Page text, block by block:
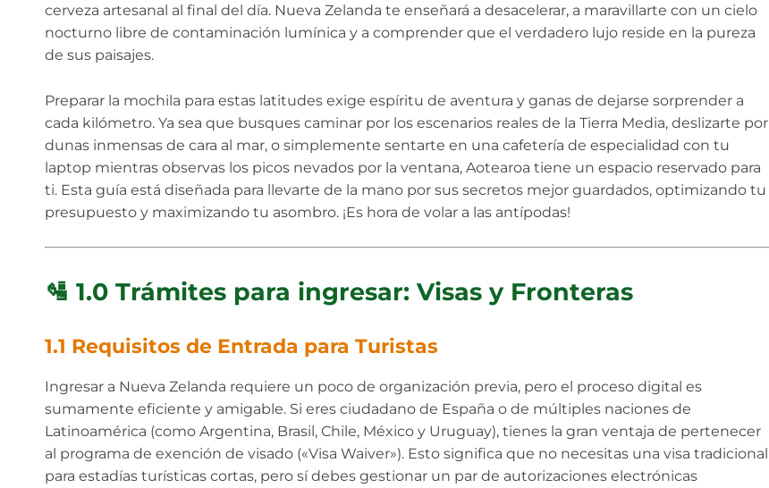
cerveza artesanal al final del día. Nueva Zelanda te enseñará a desacelerar, a maravillarte con un cielo
nocturno libre de contaminación lumínica y a comprender que el verdadero lujo reside en la pureza
de sus paisajes.
Preparar la mochila para estas latitudes exige espíritu de aventura y ganas de dejarse sorprender a
cada kilómetro. Ya sea que busques caminar por los escenarios reales de la Tierra Media, deslizarte por
dunas inmensas de cara al mar, o simplemente sentarte en una cafetería de especialidad con tu
laptop mientras observas los picos nevados por la ventana, Aotearoa tiene un espacio reservado para
ti. Esta guía está diseñada para llevarte de la mano por sus secretos mejor guardados, optimizando tu
presupuesto y maximizando tu asombro. ¡Es hora de volar a las antípodas!
🛂 1.0 Trámites para ingresar: Visas y Fronteras
1.1 Requisitos de Entrada para Turistas
Ingresar a Nueva Zelanda requiere un poco de organización previa, pero el proceso digital es
sumamente eficiente y amigable. Si eres ciudadano de España o de múltiples naciones de
Latinoamérica (como Argentina, Brasil, Chile, México y Uruguay), tienes la gran ventaja de pertenecer
al programa de exención de visado («Visa Waiver»). Esto significa que no necesitas una visa tradicional
para estadías turísticas cortas, pero sí debes gestionar un par de autorizaciones electrónicas